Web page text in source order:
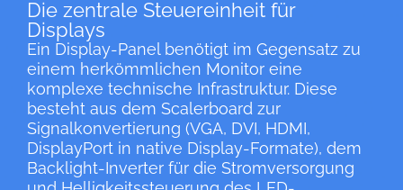
Die zentrale Steuereinheit für
Displays
Ein Display-Panel benötigt im Gegensatz zu
einem herkömmlichen Monitor eine
komplexe technische Infrastruktur. Diese
besteht aus dem Scalerboard zur
Signalkonvertierung (VGA, DVI, HDMI,
DisplayPort in native Display-Formate), dem
Backlight-Inverter für die Stromversorgung